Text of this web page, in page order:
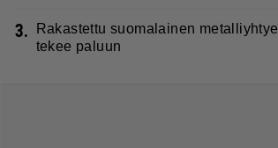
3.
Rakastettu suomalainen metalliyhtye
tekee paluun